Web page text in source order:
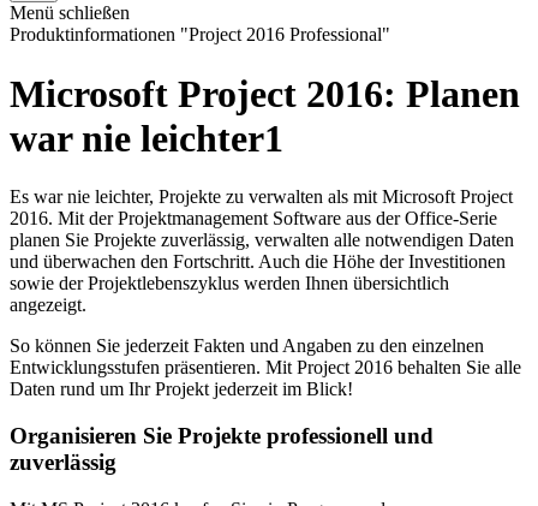
Menü schließen
Produktinformationen "Project 2016 Professional"
Microsoft Project 2016: Planen
war nie leichter1
Es war nie leichter, Projekte zu verwalten als mit Microsoft Project
2016. Mit der Projektmanagement Software aus der Office-Serie
planen Sie Projekte zuverlässig, verwalten alle notwendigen Daten
und überwachen den Fortschritt. Auch die Höhe der Investitionen
sowie der Projektlebenszyklus werden Ihnen übersichtlich
angezeigt.
So können Sie jederzeit Fakten und Angaben zu den einzelnen
Entwicklungsstufen präsentieren. Mit Project 2016 behalten Sie alle
Daten rund um Ihr Projekt jederzeit im Blick!
Organisieren Sie Projekte professionell und
zuverlässig